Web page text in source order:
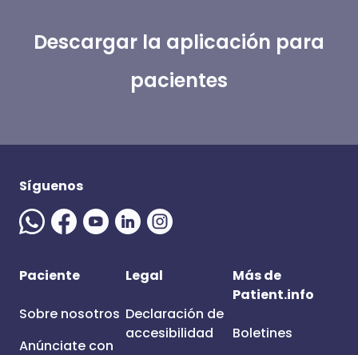
Descargar la aplicación para
pacientes
Síguenos
Paciente
Sobre nosotros
Anúnciate con
Legal
Declaración de
accesibilidad
Más de
Patient.info
Boletines